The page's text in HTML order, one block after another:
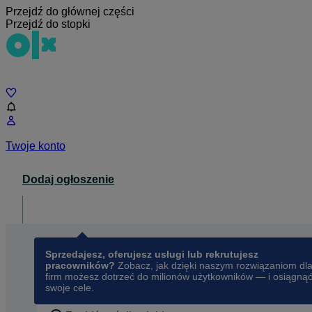
Przejdź do głównej części
Przejdź do stopki
Twoje konto
Dodaj ogłoszenie
Sprzedajesz, oferujesz usługi lub rekrutujesz
pracowników? Zobacz, jak dzięki naszym rozwiązaniom dla
firm możesz dotrzeć do milionów użytkowników — i osiągnąć
swoje cele.